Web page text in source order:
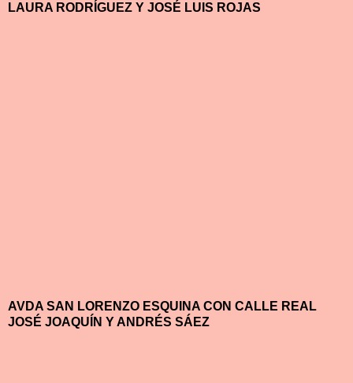
LAURA RODRÍGUEZ Y JOSÉ LUIS ROJAS
AVDA SAN LORENZO ESQUINA CON CALLE REAL
JOSÉ JOAQUÍN Y ANDRÉS SÁEZ